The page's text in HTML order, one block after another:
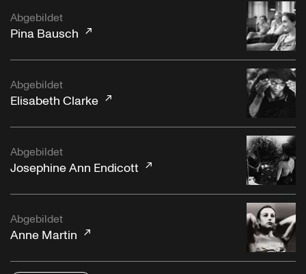
Abgebildet
Pina Bausch
Abgebildet
Elisabeth Clarke
Abgebildet
Josephine Ann Endicott
Abgebildet
Anne Martin